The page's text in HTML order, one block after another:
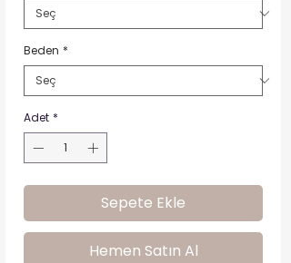
Beden *
Adet *
Sepete Ekle
Hemen Satın Al